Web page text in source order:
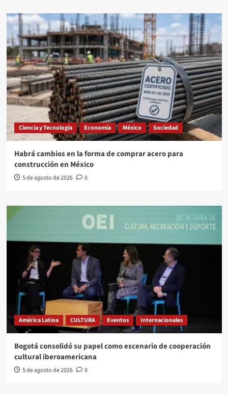
Ciencia y Tecnología Economía México Sociedad
Habrá cambios en la forma de comprar acero para
construcción en México
5 de agosto de 2026 0
América Latina CULTURA Eventos Internacionales
Bogotá consolidó su papel como escenario de cooperación
cultural iberoamericana
5 de agosto de 2026 0